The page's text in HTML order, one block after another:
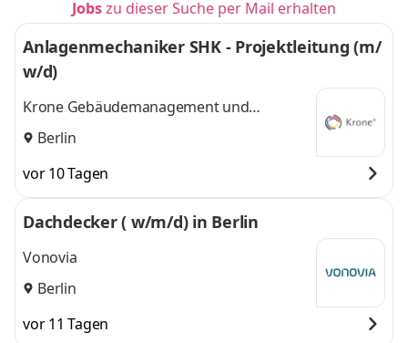
Jobszu dieser Suche per Mail erhalten
Anlagenmechaniker SHK - Projektleitung (m/
w/d)
Krone Gebäudemanagement und
Technologie GmbH
Berlin
vor 10 Tagen
Dachdecker ( w/m/d) in Berlin
Vonovia
Berlin
vor 11 Tagen